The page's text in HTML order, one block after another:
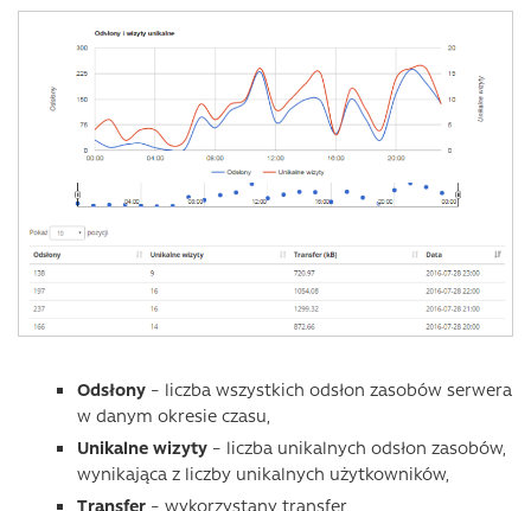
Odsłony – liczba wszystkich odsłon zasobów serwera
w danym okresie czasu,
Unikalne wizyty – liczba unikalnych odsłon zasobów,
wynikająca z liczby unikalnych użytkowników,
Transfer – wykorzystany transfer,